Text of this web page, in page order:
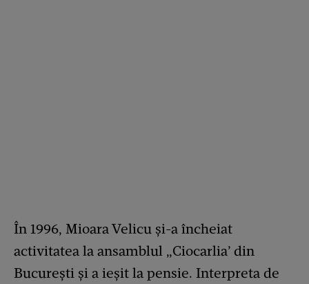
În 1996, Mioara Velicu și-a încheiat
activitatea la ansamblul „Ciocarlia’ din
București și a ieșit la pensie. Interpreta de